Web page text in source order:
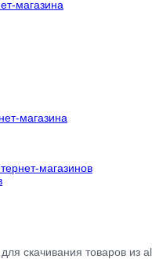
магазина
магазина
магазинов
скачивания товаров из